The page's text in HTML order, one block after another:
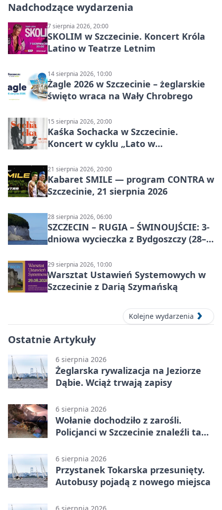
Nadchodzące wydarzenia
7 sierpnia 2026, 20:00
SKOLIM w Szczecinie. Koncert Króla
Latino w Teatrze Letnim
14 sierpnia 2026, 10:00
Żagle 2026 w Szczecinie – żeglarskie
święto wraca na Wały Chrobrego
15 sierpnia 2026, 20:00
Kaśka Sochacka w Szczecinie.
Koncert w cyklu „Lato w
21 sierpnia 2026, 20:00
Kabaret SMILE — program CONTRA w
Szczecinie, 21 sierpnia 2026
28 sierpnia 2026, 06:00
SZCZECIN – RUGIA – ŚWINOUJŚCIE: 3-
dniowa wycieczka z Bydgoszczy (28–
29 sierpnia 2026, 10:00
Warsztat Ustawień Systemowych w
Szczecinie z Darią Szymańską
Kolejne wydarzenia
Ostatnie Artykuły
6 sierpnia 2026
Żeglarska rywalizacja na Jeziorze
Dąbie. Wciąż trwają zapisy
6 sierpnia 2026
Wołanie dochodziło z zarośli.
Policjanci w Szczecinie znaleźli tam
6 sierpnia 2026
Przystanek Tokarska przesunięty.
Autobusy pojadą z nowego miejsca